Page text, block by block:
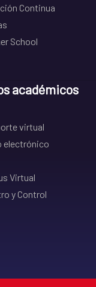
Continua
School
académicos
virtual
electrónico
Virtual
y Control